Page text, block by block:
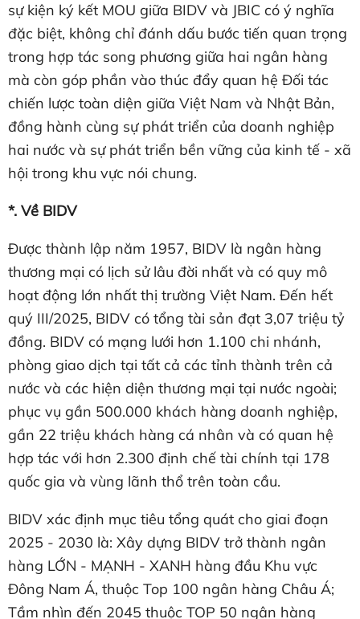
sự kiện ký kết MOU giữa BIDV và JBIC có ý nghĩa
đặc biệt, không chỉ đánh dấu bước tiến quan trọng
trong hợp tác song phương giữa hai ngân hàng
mà còn góp phần vào thúc đẩy quan hệ Đối tác
chiến lược toàn diện giữa Việt Nam và Nhật Bản,
đồng hành cùng sự phát triển của doanh nghiệp
hai nước và sự phát triển bền vững của kinh tế - xã
hội trong khu vực nói chung.
*. Về BIDV
Được thành lập năm 1957, BIDV là ngân hàng
thương mại có lịch sử lâu đời nhất và có quy mô
hoạt động lớn nhất thị trường Việt Nam. Đến hết
quý III/2025, BIDV có tổng tài sản đạt 3,07 triệu tỷ
đồng. BIDV có mạng lưới hơn 1.100 chi nhánh,
phòng giao dịch tại tất cả các tỉnh thành trên cả
nước và các hiện diện thương mại tại nước ngoài;
phục vụ gần 500.000 khách hàng doanh nghiệp,
gần 22 triệu khách hàng cá nhân và có quan hệ
hợp tác với hơn 2.300 định chế tài chính tại 178
quốc gia và vùng lãnh thổ trên toàn cầu.
BIDV xác định mục tiêu tổng quát cho giai đoạn
2025 - 2030 là: Xây dựng BIDV trở thành ngân
hàng LỚN - MẠNH - XANH hàng đầu Khu vực
Đông Nam Á, thuộc Top 100 ngân hàng Châu Á;
Tầm nhìn đến 2045 thuộc TOP 50 ngân hàng